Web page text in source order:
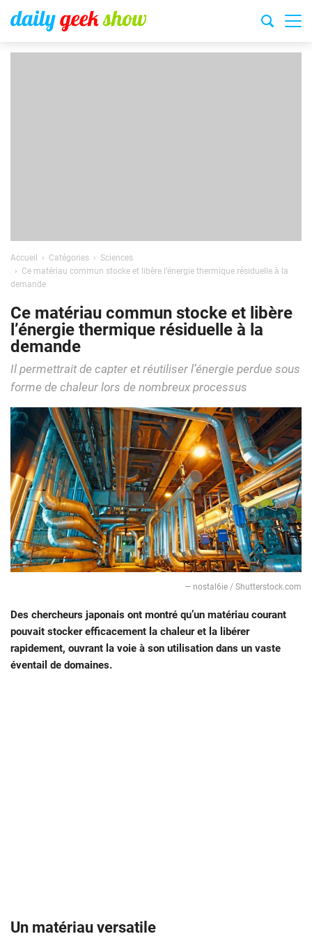
Accueil Catégories
Sciences
Ce matériau commun stocke et libère l’énergie thermique résiduelle à la
demande
Ce matériau commun stocke et libère
l’énergie thermique résiduelle à la
demande
Il permettrait de capter et réutiliser l’énergie perdue sous
forme de chaleur lors de nombreux processus
— nostal6ie / Shutterstock.com
Des chercheurs japonais ont montré qu’un matériau courant
pouvait stocker efficacement la chaleur et la libérer
rapidement, ouvrant la voie à son utilisation dans un vaste
éventail de domaines.
Un matériau versatile